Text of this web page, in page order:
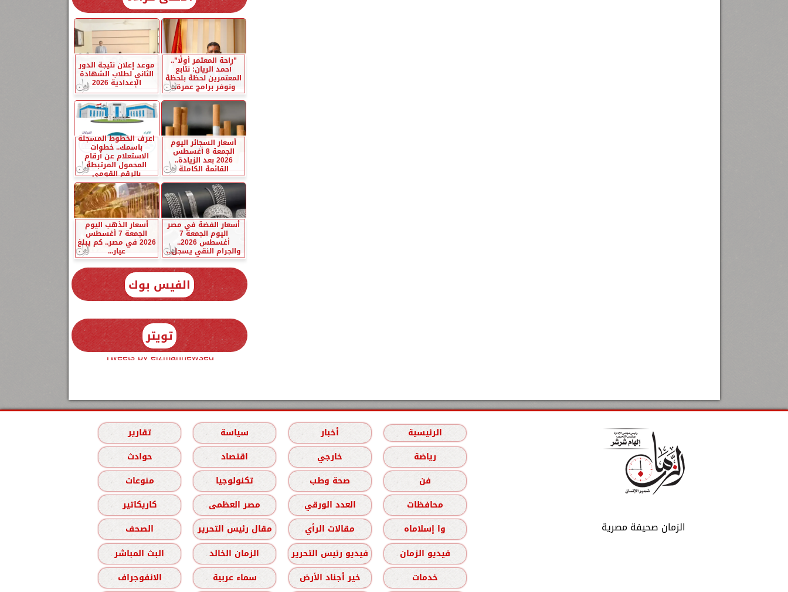
”راحة المعتمر أولًا”..
أحمد الريان: نتابع
المعتمرين لحظة بلحظة
ونوفر برامج عمرة...
موعد إعلان نتيجة الدور
الثاني لطلاب الشهادة
الإعدادية 2026
أسعار السجائر اليوم
الجمعة 8 أغسطس
2026 بعد الزيادة..
القائمة الكاملة
اعرف الخطوط المسجلة
باسمك.. خطوات
الاستعلام عن أرقام
المحمول المرتبطة
بالرقم القومي
أسعار الفضة في مصر
اليوم الجمعة 7
أغسطس 2026..
والجرام النقي يسجل...
أسعار الذهب اليوم
الجمعة 7 أغسطس
2026 في مصر.. كم يبلغ
عيار...
الفيس بوك
تويتر
Tweets by elzmannewseg
الزمان صحيفة مصرية
الرئيسية أخبار سياسة
تقارير
رياضة
خارجي اقتصاد
حوادث
فن
صحة وطب تكنولوجيا
منوعات
محافظات
العدد الورقي مصر العظمى
كاريكاتير
وا إسلاماه
مقالات الرأي مقال رئيس التحرير
الصحف
فيديو الزمان
فيديو رئيس التحرير الزمان الخالد
البث المباشر
خدمات
خير أجناد الأرض سماء عربية الانفوجراف